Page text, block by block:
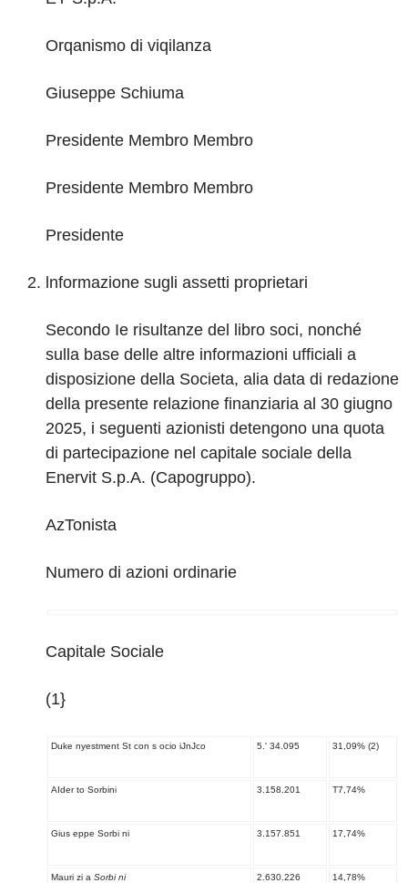
Orqanismo di viqilanza
Giuseppe Schiuma
Presidente Membro Membro
Presidente Membro Membro
Presidente
lnformazione sugli assetti proprietari
Secondo Ie risultanze del libro soci, nonché
sulla base delle altre informazioni ufficiali a
disposizione della Societa, alia data di redazione
della presente relazione finanziaria al 30 giugno
2025, i seguenti azionisti detengono una quota
di partecipazione nel capitale sociale della
Enervit S.p.A. (Capogruppo).
AzTonista
Numero di azioni ordinarie
Capitale Sociale
(1}
Duke nyestment St con s ocio iJnJco 5.' 34.095 31,09% (2)
AIder to Sorbini 3.158.201 T7,74%
Gius eppe Sorbi ni 3.157.851 17,74%
Mauri zi a Sorbi ni 2.630.226 14,78%